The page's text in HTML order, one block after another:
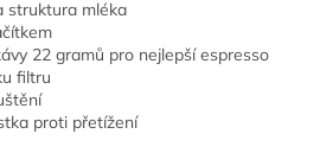
struktura mléka
22 gramů pro nejlepší espresso
filtru
proti přetížení